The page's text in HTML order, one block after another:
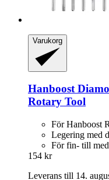
Varukorg
Hanboost
Rotary Tool
För Hanboost
Legering med
För fin- till
154 kr
Leverans till 14.